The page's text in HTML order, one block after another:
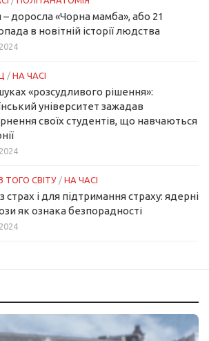
– доросла «Чорна мамба», або 21
в новітній історії людства
/ НА ЧАСІ
«розсудливого рішення»:
університет зажадав
своїх студентів, що навчаються
З ТОГО СВІТУ / НА ЧАСІ
страх і для підтримання страху: ядерні
як ознака безпорадності